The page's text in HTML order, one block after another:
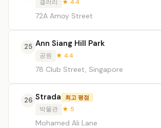
갤러리 ★ 4.4
72A Amoy Street
25 Ann Siang Hill Park
공원 ★ 4.4
78 Club Street, Singapore
26 Strada 최고 평점
박물관 ★ 5
Mohamed Ali Lane